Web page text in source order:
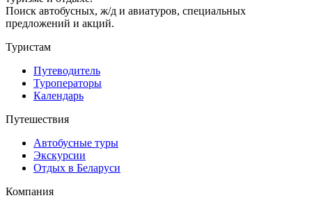
Поиск автобусных, ж/д и авиатуров, специальных
предложений и акций.
Туристам
Путеводитель
Туроператоры
Календарь
Путешествия
Автобусные туры
Экскурсии
Отдых в Беларуси
Компания